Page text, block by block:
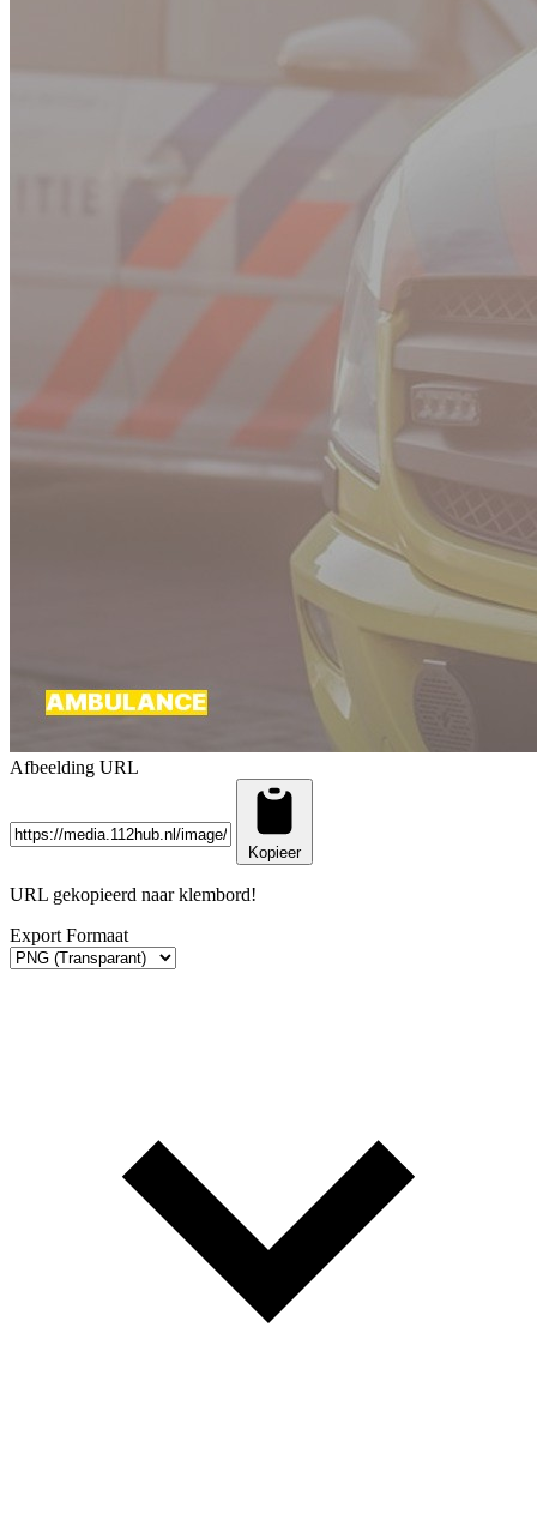
Afbeelding URL
Kopieer
URL gekopieerd naar klembord!
Export Formaat